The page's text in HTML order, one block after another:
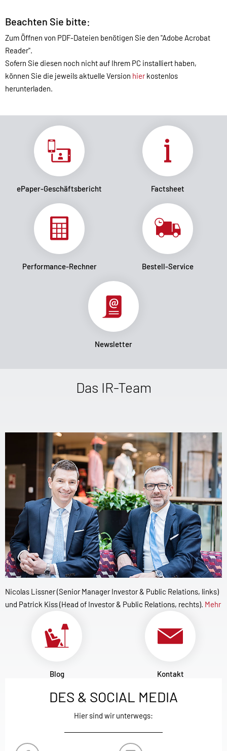
Beachten Sie bitte:
Zum Öffnen von PDF-Dateien benötigen Sie den "Adobe Acrobat
Reader".
Sofern Sie diesen noch nicht auf Ihrem PC installiert haben,
können Sie die jeweils aktuelle Version hierkostenlos
herunterladen.
ePaper-Geschäftsbericht Factsheet
Performance-Rechner Bestell-Service
Newsletter
Das IR-Team
Nicolas Lissner (Senior Manager Investor & Public Relations, links)
und Patrick Kiss (Head of Investor & Public Relations, rechts). Mehr
Blog Kontakt
DES & SOCIAL MEDIA
Hier sind wir unterwegs: